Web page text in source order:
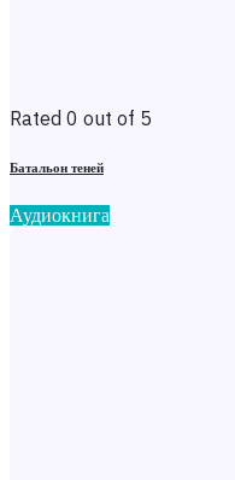
Rated 0 out of 5
Батальон теней
Аудиокнига